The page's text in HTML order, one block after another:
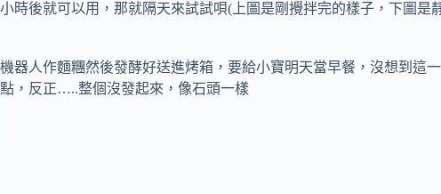
時後就可以用，那就隔天來試試唄(上圖是剛攪拌完的樣子，下圖是
器人作麵糰然後發酵好送進烤箱，要給小寶明天當早餐，沒想到
，反正…..整個沒發起來，像石頭一樣